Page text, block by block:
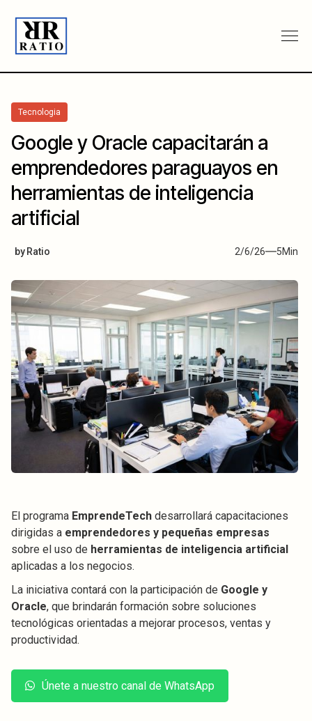
Tecnologia
Google y Oracle capacitarán a
emprendedores paraguayos en
herramientas de inteligencia
artificial
by Ratio 2/6/26 5Min
El programa EmprendeTech desarrollará capacitaciones
dirigidas a emprendedores y pequeñas empresas
sobre el uso de herramientas de inteligencia artificial
aplicadas a los negocios.
La iniciativa contará con la participación de Google y
Oracle, que brindarán formación sobre soluciones
tecnológicas orientadas a mejorar procesos, ventas y
productividad.
Únete a nuestro canal de WhatsApp